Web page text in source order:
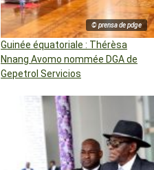
© prensa de pdge
Guinée équatoriale : Thérèsa
Nnang Avomo nommée DGA de
Gepetrol Servicios